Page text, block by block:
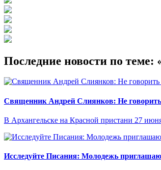
Последние новости по
Священник Андрей Слиянков: Не говорить
В Архангельске на Красной пристани 27
Исследуйте Писания: Молодежь